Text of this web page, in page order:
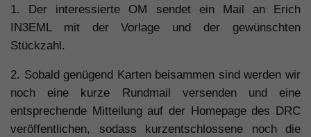
1. Der interessierte OM sendet ein Mail an Erich
IN3EML mit der Vorlage und der gewünschten
Stückzahl.
2. Sobald genügend Karten beisammen sind werden wir
noch eine kurze Rundmail versenden und eine
entsprechende Mitteilung auf der Homepage des DRC
veröffentlichen, sodass kurzentschlossene noch die